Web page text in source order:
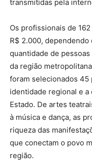
transmitidas pela
Os profissionais de
R$ 2.000,
quantidade de
da região
foram selecionados
identidade regional e
Estado. De artes
à música e dança, as
riqueza das
que conectam o povo
região.